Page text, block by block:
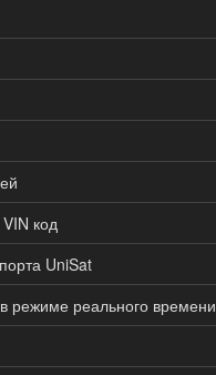
код
UniSat
режиме реального времени